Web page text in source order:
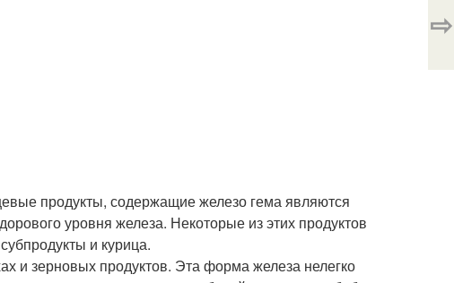
продукты, содержащие железо гема являются
уровня железа. Некоторые из этих продуктов
и курица.
и зерновых продуктов. Эта форма железа нелегко
⇨